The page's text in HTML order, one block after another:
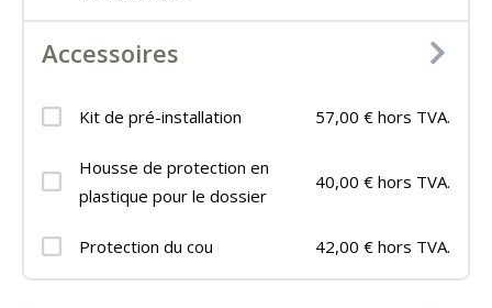
Accessoires
Kit de pré-installation 57,00 € hors TVA.
Housse de protection en
plastique pour le dossier
40,00 € hors TVA.
Protection du cou 42,00 € hors TVA.